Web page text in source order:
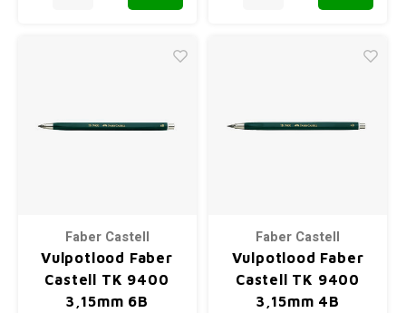
Faber Castell
Vulpotlood Faber
Castell TK 9400
3,15mm 6B
Faber Castell
Vulpotlood Faber
Castell TK 9400
3,15mm 4B